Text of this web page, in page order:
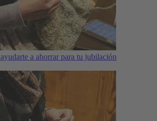
a ahorrar para tu jubilación